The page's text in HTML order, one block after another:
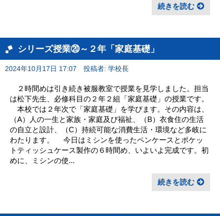
続きを読む
シリーズ授業⑳～２年「家庭基礎」
2024年10月17日 17:07 投稿者: 学校長
２時間めは引き続き被服教室で授業を見学しました。担当
は松下先生、必修科目の２年２組「家庭基礎」の授業です。
本校では２年次で「家庭基礎」を学びます。その内容は、
（A）人の一生と家族・家庭及び福祉、（B）衣食住の生活
の自立と設計、（C）持続可能な消費生活・環境など多岐に
わたります。 今日はミシンを使ったペンケースとポケッ
トティッシュケース製作の６時間め、いよいよ完成です。初
めに、ミシンの使...
続きを読む